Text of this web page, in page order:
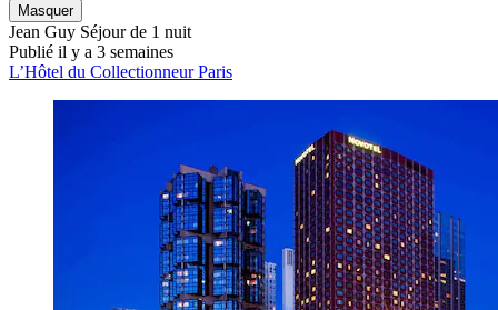
Masquer
Jean Guy Séjour de 1 nuit
Publié il y a 3 semaines
L’Hôtel du Collectionneur Paris